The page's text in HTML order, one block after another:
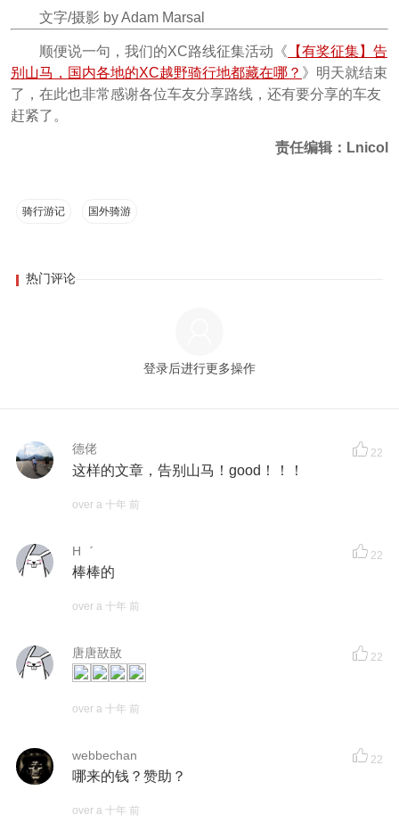
文字/摄影 by Adam Marsal
顺便说一句，我们的XC路线征集活动《 【有奖征集】告
别山马，国内各地的XC越野骑行地都藏在哪？ 》 明天就结束
了，在此也非常感谢各位车友分享路线，还有要分享的车友
赶紧了。
责任编辑：Lnicol
骑行游记 国外骑游
热门评论
登录后进行更多操作
德佬 22
这样的文章，告别山马！good！！！
over a 十年 前
H゛ 22
棒棒的
over a 十年 前
唐唐敔敔 22
over a 十年 前
webbechan 22
哪来的钱？赞助？
over a 十年 前